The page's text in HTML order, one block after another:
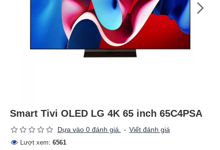
Smart Tivi OLED LG 4K 65 inch 65C4PSA
Dựa vào 0 đánh giá. - Viết đánh giá
Lượt xem: 6561